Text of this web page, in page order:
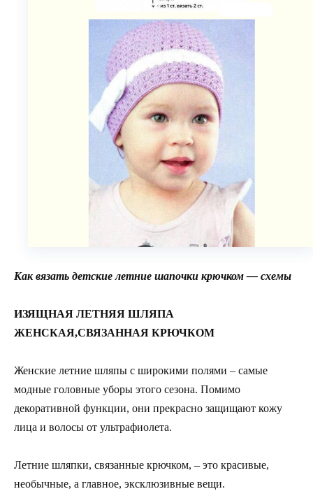
Как вязать детские летние шапочки крючком — схемы
ИЗЯЩНАЯ ЛЕТНЯЯ ШЛЯПА
ЖЕНСКАЯ,СВЯЗАННАЯ КРЮЧКОМ
Женские летние шляпы с широкими полями – самые
модные головные уборы этого сезона. Помимо
декоративной функции, они прекрасно защищают кожу
лица и волосы от ультрафиолета.
Летние шляпки, связанные крючком, – это красивые,
необычные, а главное, эксклюзивные вещи.